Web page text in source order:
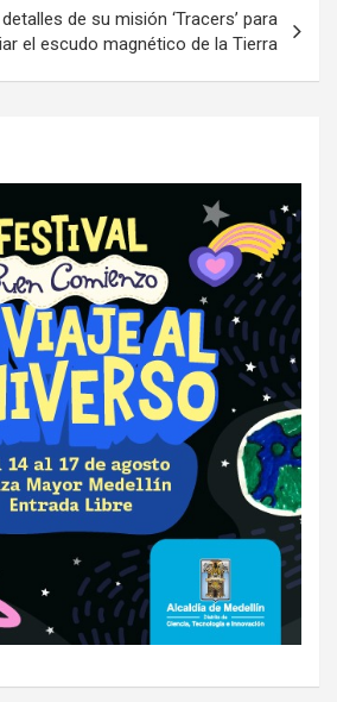
de su misión ‘Tracers’ para
el escudo magnético de la Tierra